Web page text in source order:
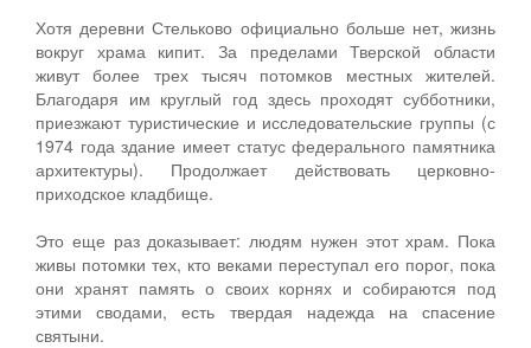
Хотя деревни Стельково официально больше нет, жизнь
вокруг храма кипит. За пределами Тверской области
живут более трех тысяч потомков местных жителей.
Благодаря им круглый год здесь проходят субботники,
приезжают туристические и исследовательские группы (с
1974 года здание имеет статус федерального памятника
архитектуры). Продолжает действовать церковно-
приходское кладбище.
Это еще раз доказывает: людям нужен этот храм. Пока
живы потомки тех, кто веками переступал его порог, пока
они хранят память о своих корнях и собираются под
этими сводами, есть твердая надежда на спасение
святыни.